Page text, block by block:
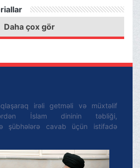
bir çox əzizlərinin
zalımcasına şəhid olması
Daha çox gör
irəli getməli və müxtəlif
İslam dininin təbliği,
şübhələrə cavab üçün istifadə